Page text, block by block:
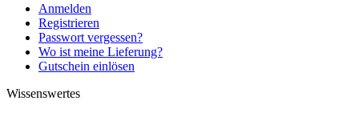
Anmelden
Registrieren
Passwort vergessen?
Wo ist meine Lieferung?
Gutschein einlösen
Wissenswertes